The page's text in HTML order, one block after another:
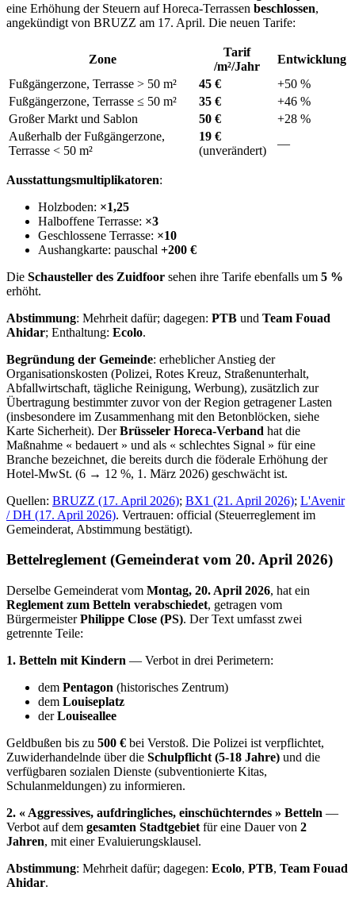
eine Erhöhung der Steuern auf Horeca-Terrassen beschlossen,
angekündigt von BRUZZ am 17. April. Die neuen Tarife:
Zone
Tarif
/m²/Jahr
Entwicklung
Fußgängerzone, Terrasse > 50 m²
45 €
+50 %
Fußgängerzone, Terrasse ≤ 50 m²
35 €
+46 %
Großer Markt und Sablon
50 €
+28 %
Außerhalb der Fußgängerzone,
Terrasse < 50 m²
19 €
(unverändert)
—
Ausstattungsmultiplikatoren:
Holzboden: ×1,25
Halboffene Terrasse: ×3
Geschlossene Terrasse: ×10
Aushangkarte: pauschal +200 €
Die Schausteller des Zuidfoor sehen ihre Tarife ebenfalls um 5 %
erhöht.
Abstimmung: Mehrheit dafür; dagegen: PTB und Team Fouad
Ahidar; Enthaltung: Ecolo.
Begründung der Gemeinde: erheblicher Anstieg der
Organisationskosten (Polizei, Rotes Kreuz, Straßenunterhalt,
Abfallwirtschaft, tägliche Reinigung, Werbung), zusätzlich zur
Übertragung bestimmter zuvor von der Region getragener Lasten
(insbesondere im Zusammenhang mit den Betonblöcken, siehe
Karte Sicherheit). DerBrüsseler Horeca-Verband hat die
Maßnahme « bedauert » und als « schlechtes Signal » für eine
Branche bezeichnet, die bereits durch die föderale Erhöhung der
Hotel-MwSt. (6 → 12 %, 1. März 2026) geschwächt ist.
Quellen: BRUZZ (17. April 2026); BX1 (21. April 2026); L'Avenir
/ DH (17. April 2026). Vertrauen: official (Steuerreglement im
Gemeinderat, Abstimmung bestätigt).
Bettelreglement (Gemeinderat vom 20. April 2026)
Derselbe Gemeinderat vom Montag, 20. April 2026, hat ein
Reglement zum Betteln verabschiedet, getragen vom
BürgermeisterPhilippe Close (PS). Der Text umfasst zwei
getrennte Teile:
1. Betteln mit Kindern — Verbot in drei Perimetern:
dem Pentagon (historisches Zentrum)
dem Louiseplatz
derLouiseallee
Geldbußen bis zu 500 € bei Verstoß. Die Polizei ist verpflichtet,
Zuwiderhandelnde über die Schulpflicht (5-18 Jahre) und die
verfügbaren sozialen Dienste (subventionierte Kitas,
Schulanmeldungen) zu informieren.
2. « Aggressives, aufdringliches, einschüchterndes » Betteln —
Verbot auf dem gesamten Stadtgebiet für eine Dauer von 2
Jahren, mit einer Evaluierungsklausel.
Abstimmung: Mehrheit dafür; dagegen: Ecolo, PTB, Team Fouad
Ahidar.